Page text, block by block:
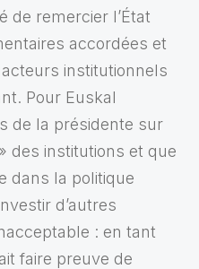
de remercier l’État
accordées et
institutionnels
Pour Euskal
de la présidente sur
des institutions et que
dans la politique
d’autres
: en tant
faire preuve de